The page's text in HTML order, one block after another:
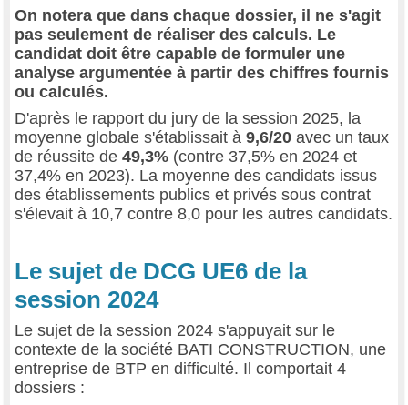
On notera que dans chaque dossier, il ne s'agit
pas seulement de réaliser des calculs. Le
candidat doit être capable de formuler une
analyse argumentée à partir des chiffres fournis
ou calculés.
D'après le rapport du jury de la session 2025, la
moyenne globale s'établissait à 9,6/20 avec un taux
de réussite de 49,3% (contre 37,5% en 2024 et
37,4% en 2023). La moyenne des candidats issus
des établissements publics et privés sous contrat
s'élevait à 10,7 contre 8,0 pour les autres candidats.
Le sujet de DCG UE6 de la
session 2024
Le sujet de la session 2024 s'appuyait sur le
contexte de la société BATI CONSTRUCTION, une
entreprise de BTP en difficulté. Il comportait 4
dossiers :